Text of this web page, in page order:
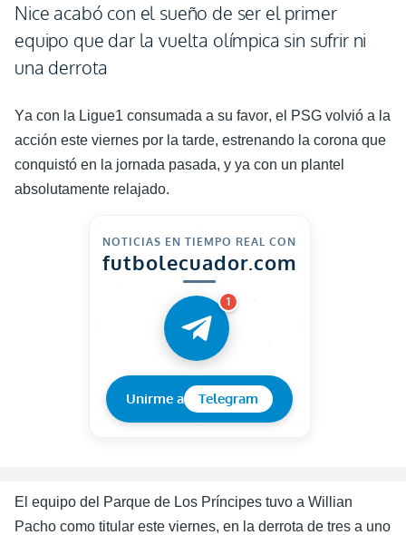
Nice acabó con el sueño de ser el primer
equipo que dar la vuelta olímpica sin sufrir ni
una derrota
Ya con la Ligue1 consumada a su favor, el PSG volvió a la
acción este viernes por la tarde, estrenando la corona que
conquistó en la jornada pasada, y ya con un plantel
absolutamente relajado.
NOTICIAS EN TIEMPO REAL CON
futbolecuador.com
1
Unirme a Telegram
El equipo del Parque de Los Príncipes tuvo a Willian
Pacho como titular este viernes, en la derrota de tres a uno